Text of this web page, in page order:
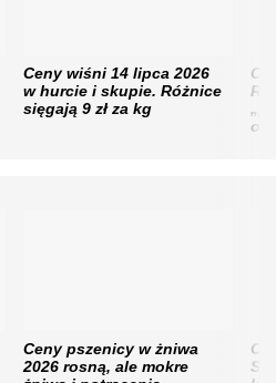
Ceny wiśni 14 lipca 2026
w hurcie i skupie. Różnice
sięgają 9 zł za kg
Ceny pszenicy w żniwa
2026 rosną, ale mokre